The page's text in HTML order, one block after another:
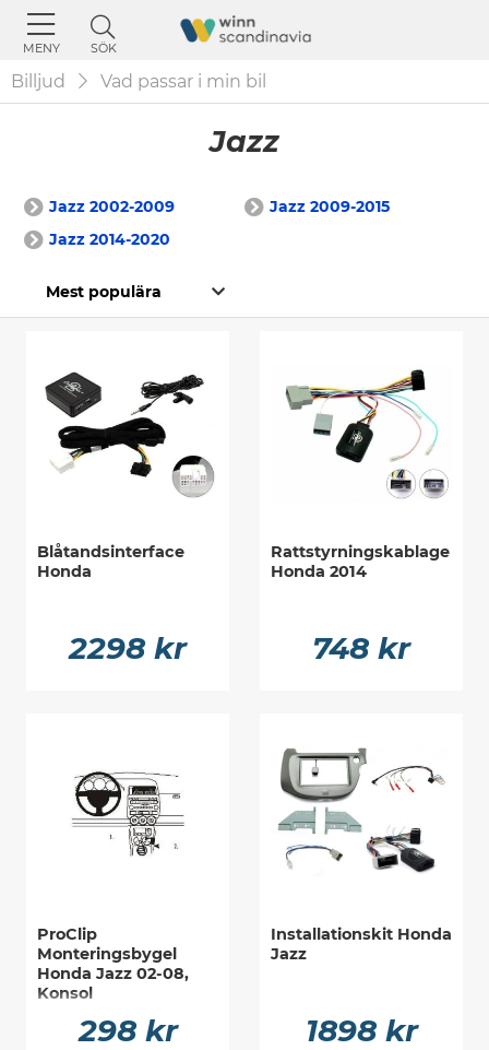
MENY SÖK
Billjud Vad passar i min bil
Jazz
Jazz 2002-2009
Jazz 2009-2015
Jazz 2014-2020
Blåtandsinterface
Honda
2298 kr
Rattstyrningskablage
Honda 2014
748 kr
ProClip
Monteringsbygel
Honda Jazz 02-08,
Konsol
298 kr
Installationskit Honda
Jazz
1898 kr